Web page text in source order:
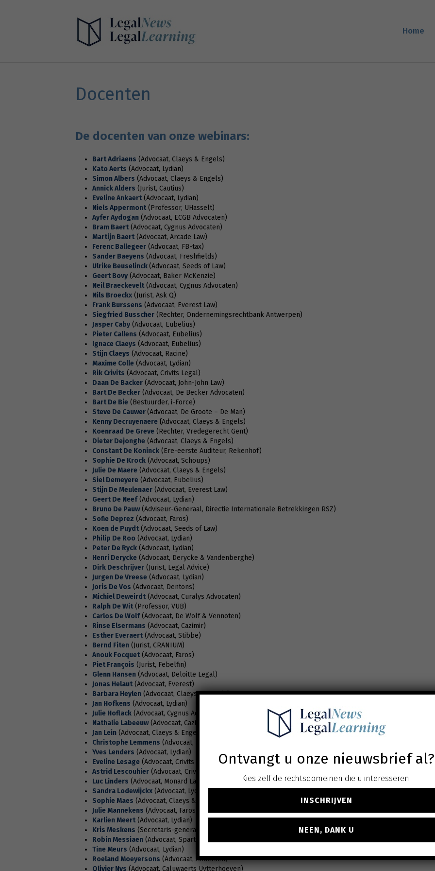
Home
Docenten
De docenten van onze webinars:
Bart Adriaens (Advocaat, Claeys & Engels)
Kato Aerts (Advocaat, Lydian)
Simon Albers (Advocaat, Claeys & Engels)
Annick Alders (Jurist, Cautius)
Eveline Ankaert(Advocaat, Lydian)
Niels Appermont(Professor, UHasselt)
Ayfer Aydogan(Advocaat, ECGB Advocaten)
Bram Baert(Advocaat, Cygnus Advocaten)
Martijn Baert(Advocaat, Arcade Law)
Ferenc Ballegeer(Advocaat, FB-tax)
Sander Baeyens (Advocaat, Freshfields)
Ulrike Beuselinck (Advocaat, Seeds of Law)
Geert Bovy(Advocaat, Baker McKenzie)
Neil Braeckevelt(Advocaat, Cygnus Advocaten)
Nils Broeckx(Jurist, Ask Q)
Frank Burssens (Advocaat, Everest Law)
Siegfried Busscher(Rechter, Ondernemingsrechtbank Antwerpen)
Jasper Caby(Advocaat, Eubelius)
Pieter Callens (Advocaat, Eubelius)
Ignace Claeys (Advocaat, Eubelius)
Stijn Claeys (Advocaat, Racine)
Maxime Colle(Advocaat, Lydian)
Rik Crivits (Advocaat, Crivits Legal)
Daan De Backer(Advocaat, John-John Law)
Bart De Becker(Advocaat, De Becker Advocaten)
Bart De Bie(Bestuurder, i-Force)
Steve De Cauwer(Advocaat, De Groote – De Man)
Kenny Decruyenaere(Advocaat, Claeys & Engels)
Koenraad De Greve(Rechter, Vredegerecht Gent)
Dieter Dejonghe(Advocaat, Claeys & Engels)
Constant De Koninck(Ere-eerste Auditeur, Rekenhof)
Sophie De Krock(Advocaat, Schoups)
Julie De Maere(Advocaat, Claeys & Engels)
Siel Demeyere(Advocaat, Eubelius)
Stijn De Meulenaer(Advocaat, Everest Law)
Geert De Neef(Advocaat, Lydian)
Bruno De Pauw(Adviseur-Generaal, Directie Internationale Betrekkingen RSZ)
Sofie Deprez (Advocaat, Faros)
Koen de Puydt(Advocaat, Seeds of Law)
Philip De Roo(Advocaat, Lydian)
Peter De Ryck(Advocaat, Lydian)
Henri Derycke(Advocaat, Derycke & Vandenberghe)
Dirk Deschrijver(Jurist, Legal Advice)
Jurgen De Vreese(Advocaat, Lydian)
Joris De Vos (Advocaat, Dentons)
Michiel Deweirdt(Advocaat, Curalys Advocaten)
Ralph De Wit(Professor, VUB)
Carlos De Wolf(Advocaat, De Wolf & Vennoten)
Rinse Elsermans (Advocaat, Cazimir)
Esther Everaert(Advocaat, Stibbe)
Bernd Fiten(Jurist, CRANIUM)
Anouk Focquet(Advocaat, Faros)
Piet François (Jurist, Febelfin)
Glenn Hansen(Advocaat, Deloitte Legal)
Jonas Helaut(Advocaat, Everest)
Barbara Heylen(Advocaat, Claeys & Engels)
Jan Hofkens (Advocaat, Lydian)
Julie Hoflack(Advocaat, Cygnus Advocaten)
Nathalie Labeeuw(Advocaat, Cazimir)
Jan Lein(Advocaat, Claeys & Engels)
Christophe Lemmens (Advocaat, Dewallens & Partners)
Yves Lenders (Advocaat, Lydian)
Eveline Lesage(Advocaat, Crivits Legal)
Astrid Lescouhier(Advocaat, Crivits Legal)
Luc Linders (Advocaat, Monard Law)
Sandra Lodewijckx(Advocaat, Lydian)
Sophie Maes (Advocaat, Claeys & Engels)
Julie Mannekens (Advocaat, Faros)
Karlien Meert(Advocaat, Lydian)
Kris Meskens (Secretaris-generaal, Cel voor Financiële Informatieverwerking)
Robin Messiaen(Advocaat, Spartax)
Tine Meurs (Advocaat, Lydian)
Roeland Moeyersons (Advocaat, Andersen)
Olivier Nys (Advocaat, Caluwaerts Uytterhoeven)
Ontvangt u onze nieuwsbrief al?
Kies zelf de rechtsdomeinen die u interesseren!
INSCHRIJVEN
NEEN, DANK U